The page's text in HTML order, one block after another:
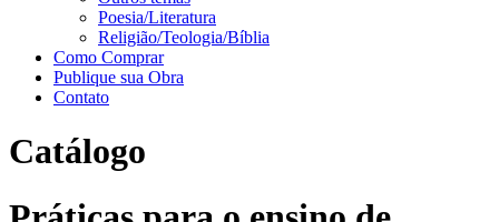
Poesia/Literatura
Religião/Teologia/Bíblia
Como Comprar
Publique sua Obra
Contato
Catálogo